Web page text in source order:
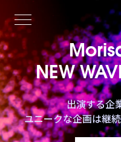
NEW
出演する企
ユニークな企画は継